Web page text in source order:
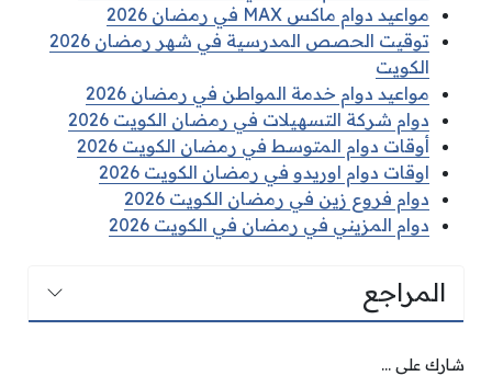
مواعيد دوام ماكس MAX في رمضان 2026
توقيت الحصص المدرسية في شهر رمضان 2026
الكويت
مواعيد دوام خدمة المواطن في رمضان 2026
دوام شركة التسهيلات في رمضان الكويت 2026
أوقات دوام المتوسط في رمضان الكويت 2026
اوقات دوام اوريدو في رمضان الكويت 2026
دوام فروع زين في رمضان الكويت 2026
دوام المزيني في رمضان في الكويت 2026
المراجع
شارك على ...